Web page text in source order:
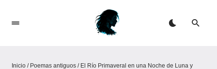
Inicio / Poemas antiguos / El Río Primaveral en una Noche de Luna y